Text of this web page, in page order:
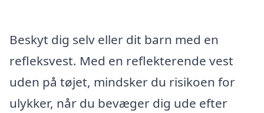
Beskyt dig selv eller dit barn med en
refleksvest. Med en reflekterende vest
uden på tøjet, mindsker du risikoen for
ulykker, når du bevæger dig ude efter